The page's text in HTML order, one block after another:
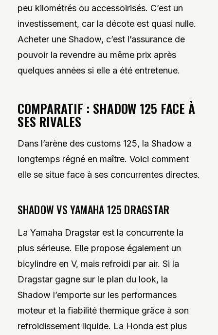
peu kilométrés ou accessoirisés. C’est un
investissement, car la décote est quasi nulle.
Acheter une Shadow, c’est l’assurance de
pouvoir la revendre au même prix après
quelques années si elle a été entretenue.
COMPARATIF : SHADOW 125 FACE À
SES RIVALES
Dans l’arène des customs 125, la Shadow a
longtemps régné en maître. Voici comment
elle se situe face à ses concurrentes directes.
SHADOW VS YAMAHA 125 DRAGSTAR
La Yamaha Dragstar est la concurrente la
plus sérieuse. Elle propose également un
bicylindre en V, mais refroidi par air. Si la
Dragstar gagne sur le plan du look, la
Shadow l’emporte sur les performances
moteur et la fiabilité thermique grâce à son
refroidissement liquide. La Honda est plus